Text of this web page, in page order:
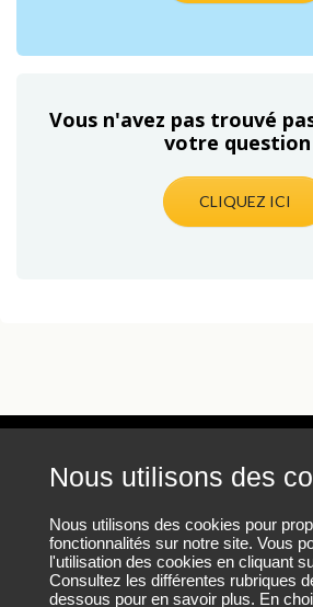
Nous utilisons des
Nous utilisons des cookies pour
fonctionnalités sur notre site. Vous
l'utilisation des cookies en cliquant
Consultez les différentes rubriques
dessous pour en savoir plus. En
Vous n'avez pas trouvé
votre question
CLIQUEZ ICI
Mentions légales
Protection des données
Plan du site